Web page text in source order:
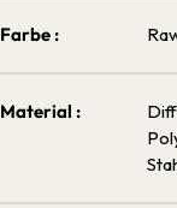
Farbe :
Material :